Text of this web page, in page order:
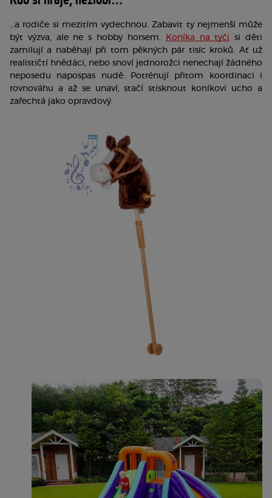
…a rodiče si mezitím vydechnou. Zabavit ty nejmenší může
být výzva, ale ne s hobby horsem.
Koníka na tyči si děti
zamilují a naběhají při tom pěkných pár tisíc kroků. Ať už
realističtí hnědáci, nebo snoví jednorožci nenechají žádného
neposedu napospas nudě. Potrénují přitom koordinaci i
rovnováhu a až se unaví, stačí stisknout koníkovi ucho a
zařechtá jako opravdový.